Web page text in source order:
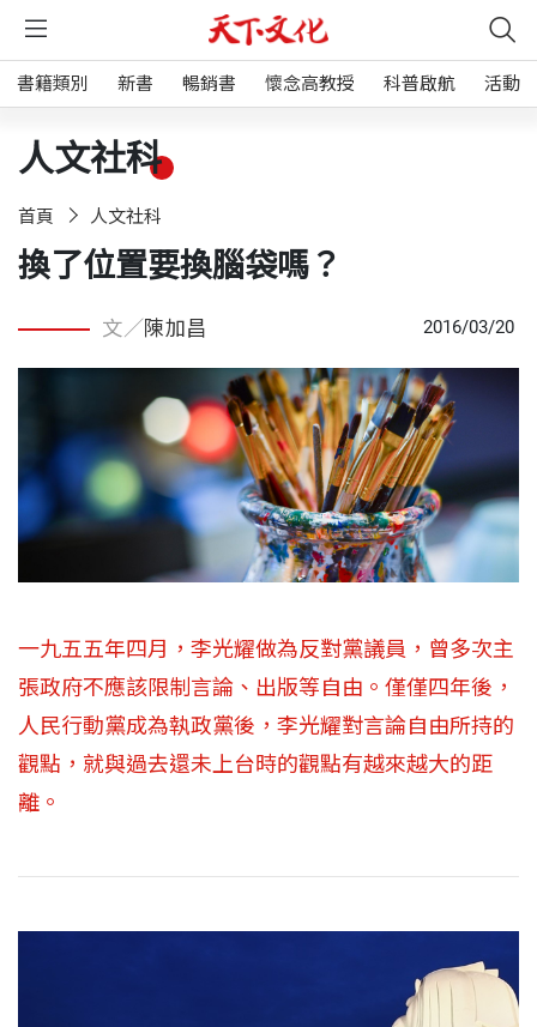
書籍類別 新書 暢銷書 懷念高教授 科普啟航 活動
人文社科
首頁 人文社科
換了位置要換腦袋嗎？
文／ 陳加昌 2016/03/20
一九五五年四月，李光耀做為反對黨議員，曾多次主
張政府不應該限制言論、出版等自由。僅僅四年後，
人民行動黨成為執政黨後，李光耀對言論自由所持的
觀點，就與過去還未上台時的觀點有越來越大的距
離。